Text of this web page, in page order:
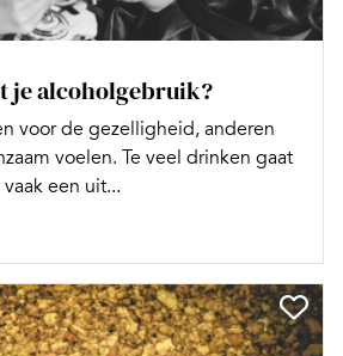
je alcoholgebruik?
voor de gezelligheid, anderen
voelen. Te veel drinken gaat
een uit...